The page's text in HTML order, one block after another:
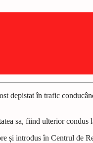
depistat în trafic
sa, fiind ulterior
și introdus în Centrul de